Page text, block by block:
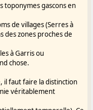
Gasconha-
toponymes gascons en
de villages (Serres à
des zones proches de
à Garris ou
chose.
il faut faire la distinction
véritablement